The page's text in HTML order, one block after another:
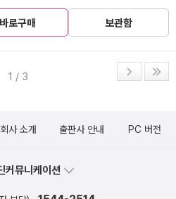
바로구매 보관함
1 / 3
회사 소개 출판사 안내 PC 버전
커뮤니케이션